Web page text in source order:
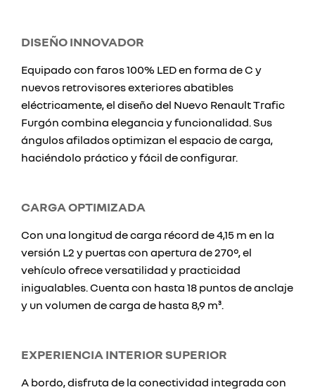
DISEÑO INNOVADOR
Equipado con faros 100% LED en forma de C y
nuevos retrovisores exteriores abatibles
eléctricamente, el diseño del Nuevo Renault Trafic
Furgón combina elegancia y funcionalidad. Sus
ángulos afilados optimizan el espacio de carga,
haciéndolo práctico y fácil de configurar.
CARGA OPTIMIZADA
Con una longitud de carga récord de 4,15 m en la
versión L2 y puertas con apertura de 270°, el
vehículo ofrece versatilidad y practicidad
inigualables. Cuenta con hasta 18 puntos de anclaje
y un volumen de carga de hasta 8,9 m³.
EXPERIENCIA INTERIOR SUPERIOR
A bordo, disfruta de la conectividad integrada con